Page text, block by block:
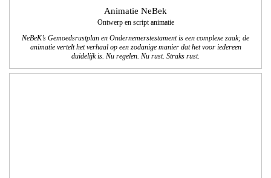
Animatie NeBek
Ontwerp en script animatie
NeBeK’s Gemoedsrustplan en Ondernemerstestament is een complexe zaak; de
animatie vertelt het verhaal op een zodanige manier dat het voor iedereen
duidelijk is. Nu regelen. Nu rust. Straks rust.